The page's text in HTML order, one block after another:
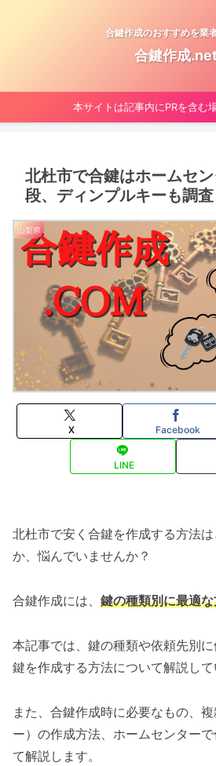
合鍵作成のおすすめを業
合鍵作成
本サイトは記事内にPRを含む
北杜市で合鍵はホームセ
段、ディンプルキーも調査
山梨県
X Facebook
LINE
北杜市で安く合鍵を作成する方法
か、悩んでいませんか？
合鍵作成には、 鍵の種類別に最適
本記事では、鍵の種類や依頼先別
鍵を作成する方法について解説して
また、合鍵作成時に必要なもの、
ー）の作成方法、ホームセンター
て解説します。